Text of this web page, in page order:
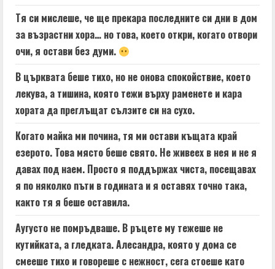
Тя си мислеше, че ще прекара последните си дни в дом
за възрастни хора… но това, което откри, когато отвори
очи, я остави без думи.
В църквата беше тихо, но не онова спокойствие, което
лекува, а тишина, която тежи върху раменете и кара
хората да преглъщат сълзите си на сухо.
Когато майка ми почина, тя ми остави къщата край
езерото. Това място беше свято. Не живеех в нея и не я
давах под наем. Просто я поддържах чиста, посещавах
я по няколко пъти в годината и я оставях точно така,
както тя я беше оставила.
Аугусто не помръдваше. В ръцете му тежеше не
кутийката, а гледката. Алесандра, която у дома се
смееше тихо и говореше с нежност, сега стоеше като